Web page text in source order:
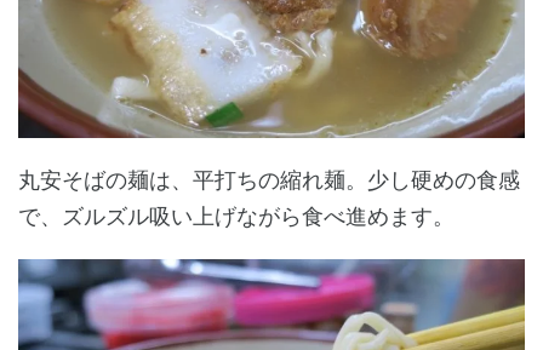
丸安そばの麺は、平打ちの縮れ麺。少し硬めの食感
で、ズルズル吸い上げながら食べ進めます。